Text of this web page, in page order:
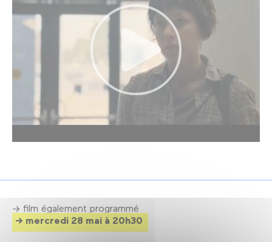
→ film également programmé
mercredi 28 mai à 20h30